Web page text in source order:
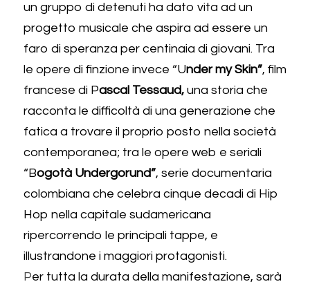
un gruppo di detenuti ha dato vita ad un
progetto musicale che aspira ad essere un
faro di speranza per centinaia di giovani. Tra
le opere di finzione invece “Under my Skin”, film
francese di Pascal Tessaud, una storia che
racconta le difficoltà di una generazione che
fatica a trovare il proprio posto nella società
contemporanea; tra le opere web e seriali
“Bogotà Undergorund”, serie documentaria
colombiana che celebra cinque decadi di Hip
Hop nella capitale sudamericana
ripercorrendo le principali tappe, e
illustrandone i maggiori protagonisti.
Per tutta la durata della manifestazione, sarà